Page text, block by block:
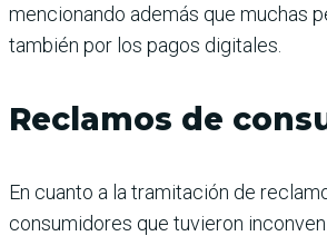
mencionando además que muchas
también por los pagos digitales.
Reclamos de
En cuanto a la tramitación de
consumidores que tuvieron